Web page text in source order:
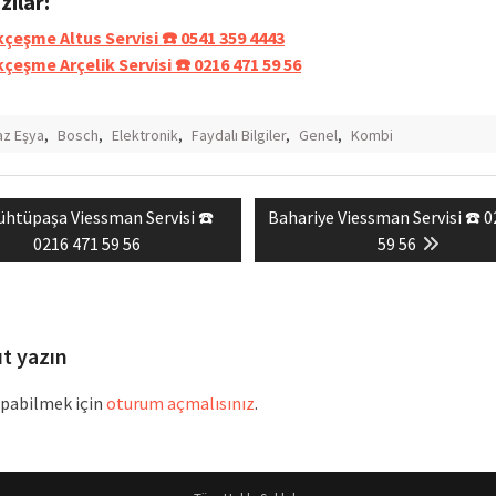
Altus Servisi ☎️ 0541 359 4443
Arçelik Servisi ☎️ 0216 471 59 56
Eşya, Bosch, Elektronik, Faydalı Bilgiler, Genel, Kombi
Viessman Servisi ☎️
0216 471 59 56
Next
Bahariye Viessman Servisi ☎️
59 56
yazın
içinoturum açmalısınız.